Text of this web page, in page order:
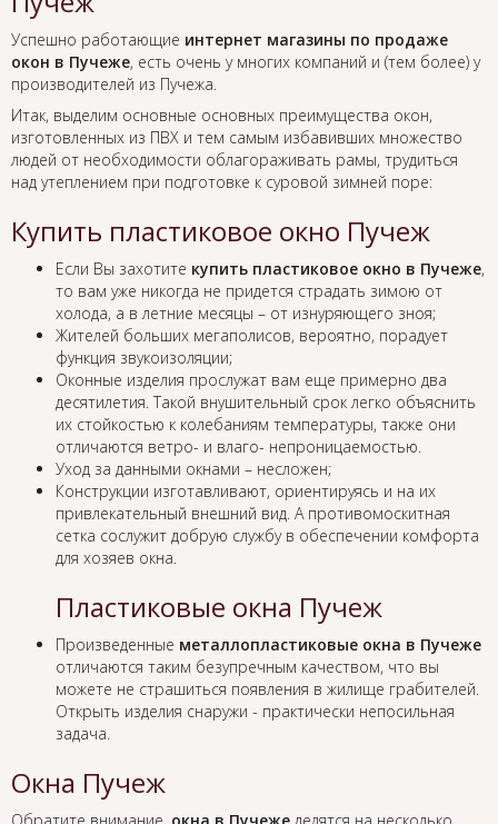
Успешно работающие интернет магазины по продаже
окон в Пучеже, есть очень у многих компаний и (тем более) у
производителей из Пучежа.
Итак, выделим основные основных преимущества окон,
изготовленных из ПВХ и тем самым избавивших множество
людей от необходимости облагораживать рамы, трудиться
над утеплением при подготовке к суровой зимней поре:
Купить пластиковое окно Пучеж
Если Вы захотите купить пластиковое окно в Пучеже,
то вам уже никогда не придется страдать зимою от
холода, а в летние месяцы – от изнуряющего зноя;
Жителей больших мегаполисов, вероятно, порадует
функция звукоизоляции;
Оконные изделия прослужат вам еще примерно два
десятилетия. Такой внушительный срок легко объяснить
их стойкостью к колебаниям температуры, также они
отличаются ветро- и влаго- непроницаемостью.
Уход за данными окнами – несложен;
Конструкции изготавливают, ориентируясь и на их
привлекательный внешний вид. А противомоскитная
сетка сослужит добрую службу в обеспечении комфорта
для хозяев окна.
Пластиковые окна Пучеж
Произведенные металлопластиковые окна в Пучеже
отличаются таким безупречным качеством, что вы
можете не страшиться появления в жилище грабителей.
Открыть изделия снаружи - практически непосильная
задача.
Окна Пучеж